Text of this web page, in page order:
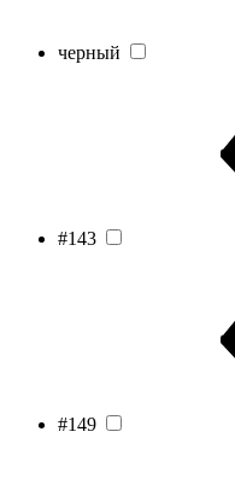
черный
#143
#149